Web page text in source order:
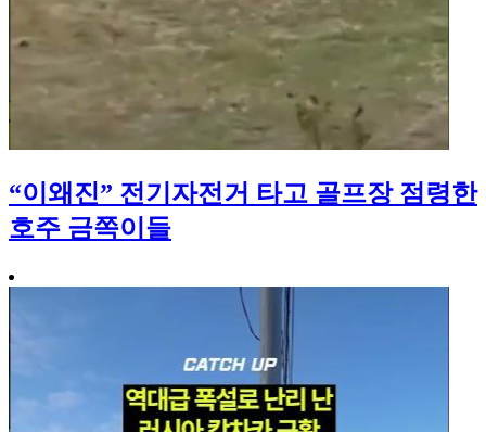
“이왜진” 전기자전거 타고 골프장 점령한
호주 금쪽이들